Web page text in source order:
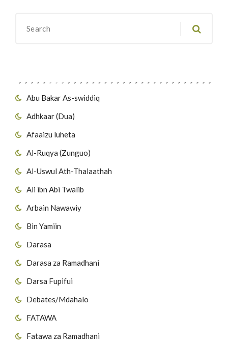
Abu Bakar As-swiddiq
Adhkaar (Dua)
Afaaizu luheta
Al-Ruqya (Zunguo)
Al-Uswul Ath-Thalaathah
Ali ibn Abi Twalib
Arbain Nawawiy
Bin Yamiin
Darasa
Darasa za Ramadhani
Darsa Fupifui
Debates/Mdahalo
FATAWA
Fatawa za Ramadhani